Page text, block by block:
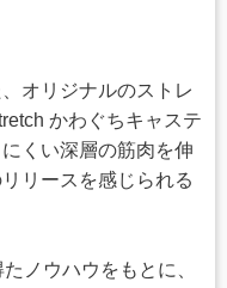
オリジナルのストレ
かわぐちキャステ
くい深層の筋肉を伸
リースを感じられる
ノウハウをもとに、